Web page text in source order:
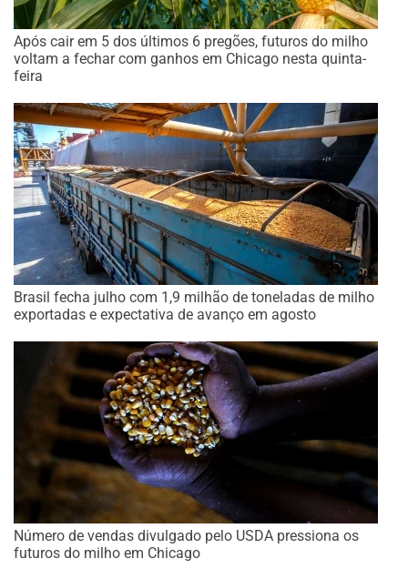
Após cair em 5 dos últimos 6 pregões, futuros do milho
voltam a fechar com ganhos em Chicago nesta quinta-
feira
Brasil fecha julho com 1,9 milhão de toneladas de milho
exportadas e expectativa de avanço em agosto
Número de vendas divulgado pelo USDA pressiona os
futuros do milho em Chicago